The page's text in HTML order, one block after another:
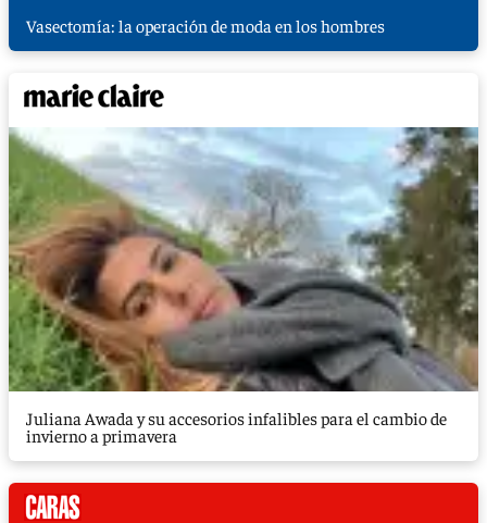
Vasectomía: la operación de moda en los hombres
Juliana Awada y su accesorios infalibles para el cambio de
invierno a primavera